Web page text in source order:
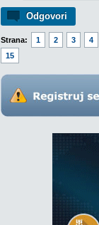
Odgovori
Strana: 1 2 3 4
15